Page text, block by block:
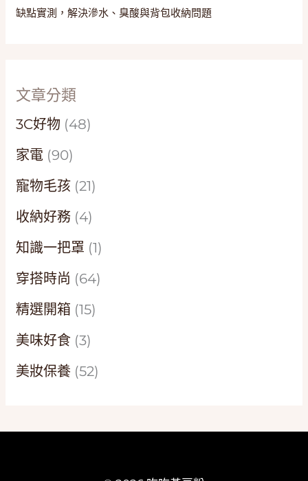
缺點實測，解決滲水、臭酸與背包收納問題
文章分類
3C好物 (48)
家電 (90)
寵物毛孩 (21)
收納好務 (4)
知識一把罩 (1)
穿搭時尚 (64)
精選開箱 (15)
美味好食 (3)
美妝保養 (52)